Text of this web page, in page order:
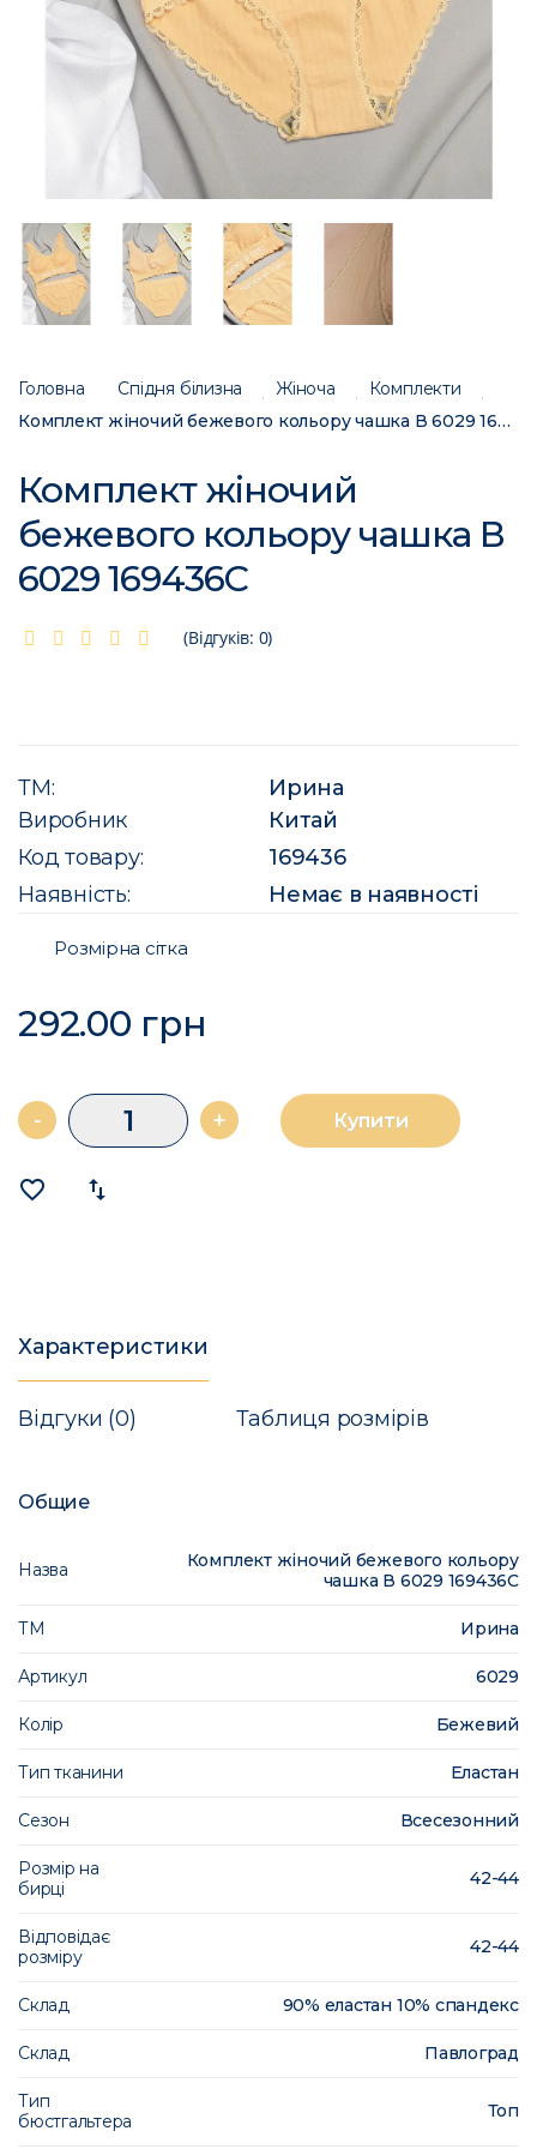
Головна Спідня білизна Жіноча
Комплекти
Комплект жіночий бежевого кольору чашка В 6029 169436C
Комплект жіночий
бежевого кольору чашка В
6029 169436C
(Відгуків: 0)
ТМ:
Ирина
Виробник
Китай
Код товару:
169436
Наявність:
Немає в наявності
Розмірна сітка
292.00 грн
- + Купити
favorite_border import_export
Характеристики
Відгуки (0) Таблиця розмірів
Общие
Назва
Комплект жіночий бежевого кольору
чашка В 6029 169436C
ТМ Ирина
Артикул 6029
Колір Бежевий
Тип тканини Еластан
Сезон Всесезонний
Розмір на
бирці
42-44
Відповідає
розміру
42-44
Склад 90% еластан 10% спандекс
Склад Павлоград
Тип
бюстгальтера
Топ